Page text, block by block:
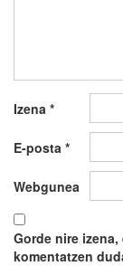
Izena *
E-posta *
Webgunea
Gorde nire
komentatzen